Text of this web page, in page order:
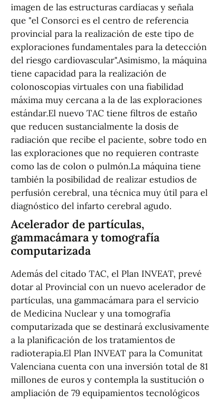
imagen de las estructuras cardíacas y señala
que "el Consorci es el centro de referencia
provincial para la realización de este tipo de
exploraciones fundamentales para la detección
del riesgo cardiovascular".Asimismo, la máquina
tiene capacidad para la realización de
colonoscopias virtuales con una fiabilidad
máxima muy cercana a la de las exploraciones
estándar.El nuevo TAC tiene filtros de estaño
que reducen sustancialmente la dosis de
radiación que recibe el paciente, sobre todo en
las exploraciones que no requieren contraste
como las de colon o pulmón.La máquina tiene
también la posibilidad de realizar estudios de
perfusión cerebral, una técnica muy útil para el
diagnóstico del infarto cerebral agudo.
Acelerador de partículas,
gammacámara y tomografía
computarizada
Además del citado TAC, el Plan INVEAT, prevé
dotar al Provincial con un nuevo acelerador de
partículas, una gammacámara para el servicio
de Medicina Nuclear y una tomografía
computarizada que se destinará exclusivamente
a la planificación de los tratamientos de
radioterapia.El Plan INVEAT para la Comunitat
Valenciana cuenta con una inversión total de 81
millones de euros y contempla la sustitución o
ampliación de 79 equipamientos tecnológicos